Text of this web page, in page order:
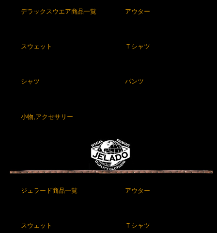
デラックスウエア商品一覧 アウター
スウェット Ｔシャツ
シャツ パンツ
小物,アクセサリー
ジェラード商品一覧 アウター
スウェット Ｔシャツ